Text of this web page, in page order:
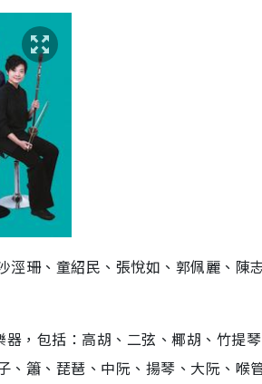
珊、童紹民、張悅如、郭佩麗、陳
，包括：高胡、二弦、椰胡、竹提
、簫、琵琶、中阮、揚琴、大阮、喉